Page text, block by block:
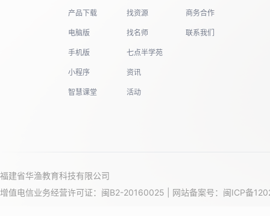
产品下载
电脑版
手机版
小程序
智慧课堂
找资源
找名师
七点半学苑
资讯
活动
商务合作
联系我们
福建省华渔教育科技有限公司
增值电信业务经营许可证：闽B2-20160025 | 网站备案号： 闽ICP备